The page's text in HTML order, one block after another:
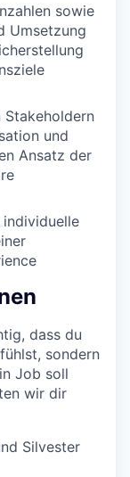
sowie
Umsetzung
und
Ansatz der
dass du
sondern
Job soll
wir dir
Silvester